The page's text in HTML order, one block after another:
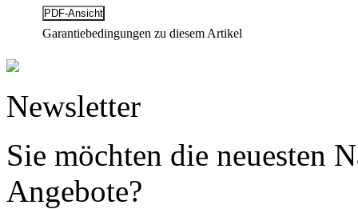
Garantiebedingungen zu diesem Artikel
Newsletter
Sie möchten die neuesten
Angebote?